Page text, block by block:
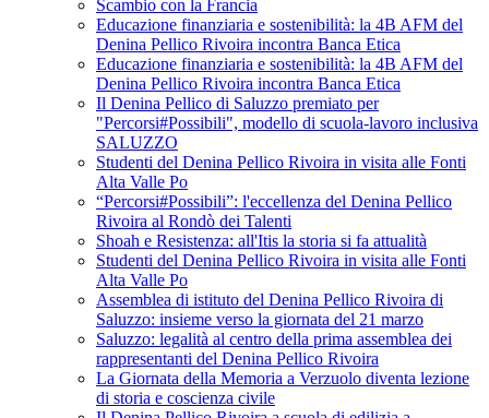
Scambio con la Francia
Educazione finanziaria e sostenibilità: la 4B AFM del
Denina Pellico Rivoira incontra Banca Etica
Educazione finanziaria e sostenibilità: la 4B AFM del
Denina Pellico Rivoira incontra Banca Etica
Il Denina Pellico di Saluzzo premiato per
"Percorsi#Possibili", modello di scuola-lavoro inclusiva
SALUZZO
Studenti del Denina Pellico Rivoira in visita alle Fonti
Alta Valle Po
“Percorsi#Possibili”: l'eccellenza del Denina Pellico
Rivoira al Rondò dei Talenti
Shoah e Resistenza: all'Itis la storia si fa attualità
Studenti del Denina Pellico Rivoira in visita alle Fonti
Alta Valle Po
Assemblea di istituto del Denina Pellico Rivoira di
Saluzzo: insieme verso la giornata del 21 marzo
Saluzzo: legalità al centro della prima assemblea dei
rappresentanti del Denina Pellico Rivoira
La Giornata della Memoria a Verzuolo diventa lezione
di storia e coscienza civile